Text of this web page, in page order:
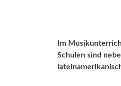
Im
Schulen sind